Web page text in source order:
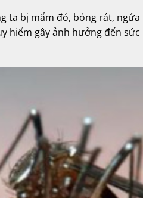
ta bị mẩm đỏ, bỏng rát,
hiểm gây ảnh hưởng đến